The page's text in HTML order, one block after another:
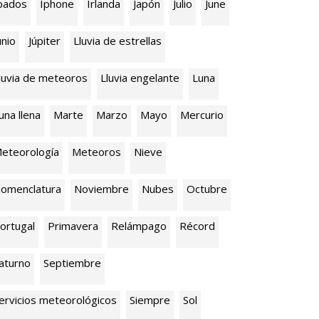
Iphone Irlanda Japón Julio June
Júpiter Lluvia de estrellas
de meteoros Lluvia engelante Luna
llena Marte Marzo Mayo Mercurio
Meteoros Nieve
Noviembre Nubes Octubre
Primavera Relámpago Récord
Septiembre
meteorológicos Siempre Sol